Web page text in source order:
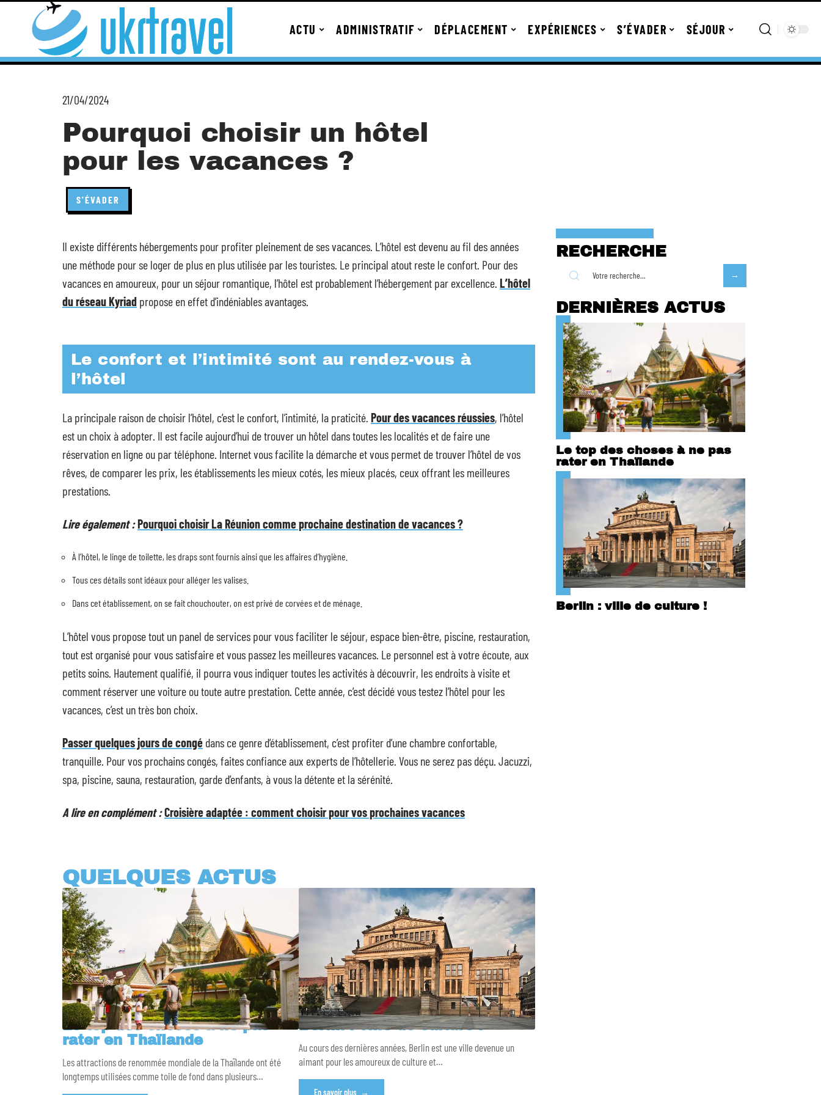
ACTU ADMINISTRATIF DÉPLACEMENT EXPÉRIENCES S’ÉVADER SÉJOUR
21/04/2024
Pourquoi choisir un hôtel
pour les vacances ?
S'ÉVADER
Il existe différents hébergements pour profiter pleinement de ses vacances. L’hôtel est devenu au fil des années
une méthode pour se loger de plus en plus utilisée par les touristes. Le principal atout reste le confort. Pour des
vacances en amoureux, pour un séjour romantique, l’hôtel est probablement l’hébergement par excellence. L’hôtel
du réseau Kyriad propose en effet d’indéniables avantages.
Le confort et l’intimité sont au rendez-vous à
l’hôtel
La principale raison de choisir l’hôtel, c’est le confort, l’intimité, la praticité. Pour des vacances réussies, l’hôtel
est un choix à adopter. Il est facile aujourd’hui de trouver un hôtel dans toutes les localités et de faire une
réservation en ligne ou par téléphone. Internet vous facilite la démarche et vous permet de trouver l’hôtel de vos
rêves, de comparer les prix, les établissements les mieux cotés, les mieux placés, ceux offrant les meilleures
prestations.
Lire également :Pourquoi choisir La Réunion comme prochaine destination de vacances ?
À l’hôtel, le linge de toilette, les draps sont fournis ainsi que les affaires d’hygiène.
Tous ces détails sont idéaux pour alléger les valises.
Dans cet établissement, on se fait chouchouter, on est privé de corvées et de ménage.
L’hôtel vous propose tout un panel de services pour vous faciliter le séjour, espace bien-être, piscine, restauration,
tout est organisé pour vous satisfaire et vous passez les meilleures vacances. Le personnel est à votre écoute, aux
petits soins. Hautement qualifié, il pourra vous indiquer toutes les activités à découvrir, les endroits à visite et
comment réserver une voiture ou toute autre prestation. Cette année, c’est décidé vous testez l’hôtel pour les
vacances, c’est un très bon choix.
Passer quelques jours de congé dans ce genre d’établissement, c’est profiter d’une chambre confortable,
tranquille. Pour vos prochains congés, faites confiance aux experts de l’hôtellerie. Vous ne serez pas déçu. Jacuzzi,
spa, piscine, sauna, restauration, garde d’enfants, à vous la détente et la sérénité.
A lire en complément :Croisière adaptée : comment choisir pour vos prochaines vacances
QUELQUES ACTUS
Le top des choses à ne pas
rater en Thaïlande
Les attractions de renommée mondiale de la Thaïlande ont été
longtemps utilisées comme toile de fond dans plusieurs…
Berlin : ville de culture !
Au cours des dernières années, Berlin est une ville devenue un
aimant pour les amoureux de culture et…
En savoir plus
RECHERCHE
DERNIÈRES ACTUS
Le top des choses à ne pas
rater en Thaïlande
Berlin : ville de culture !